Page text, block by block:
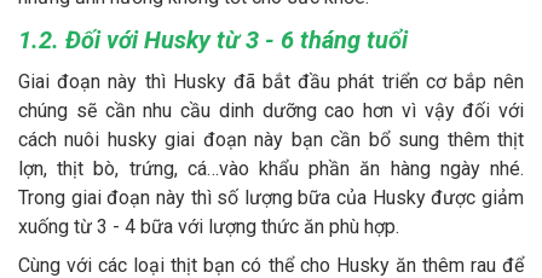
1.2. Đối với Husky từ 3 - 6 tháng tuổi
Giai đoạn này thì Husky đã bắt đầu phát triển cơ bắp nên
chúng sẽ cần nhu cầu dinh dưỡng cao hơn vì vậy đối với
cách nuôi husky giai đoạn này bạn cần bổ sung thêm thịt
lợn, thịt bò, trứng, cá…vào khẩu phần ăn hàng ngày nhé.
Trong giai đoạn này thì số lượng bữa của Husky được giảm
xuống từ 3 - 4 bữa với lượng thức ăn phù hợp.
Cùng với các loại thịt bạn có thể cho Husky ăn thêm rau để